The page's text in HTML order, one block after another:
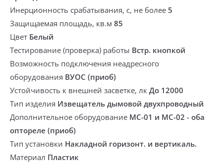
Инерционность срабатывания, с, не более 5
Защищаемая площадь, кв.м 85
Цвет Белый
Тестирование (проверка) работы Встр. кнопкой
Возможность подключения неадресного
оборудования ВУОС (приоб)
Устойчивость к внешней засветке, лк До 12000
Тип изделия Извещатель дымовой двухпроводный
Дополнительное оборудование МС-01 и МС-02 - оба
оптореле (приоб)
Тип установки Накладной горизонт. и вертикаль.
Материал Пластик